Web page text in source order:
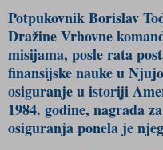
Potpukovnik Borislav
Dražine Vrhovne
misijama, posle rata
finansijske nauke u
osiguranje u istoriji
1984. godine, nagrada
osiguranja ponela je